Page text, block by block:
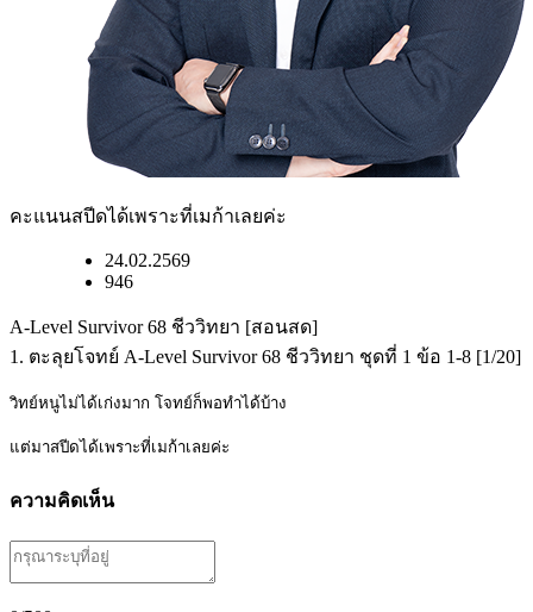
คะแนนสปีดได้เพราะที่เมก้าเลยค่ะ
24.02.2569
946
A-Level Survivor 68 ชีววิทยา [สอนสด]
1. ตะลุยโจทย์ A-Level Survivor 68 ชีววิทยา ชุดที่ 1 ข้อ 1-8 [1/20]
วิทย์หนูไม่ได้เก่งมาก โจทย์ก็พอทำได้บ้าง
แต่มาสปีดได้เพราะที่เมก้าเลยค่ะ
ความคิดเห็น